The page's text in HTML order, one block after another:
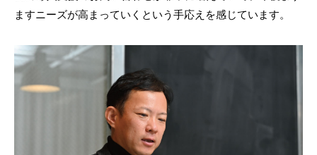
ますニーズが高まっていくという手応えを感じています。